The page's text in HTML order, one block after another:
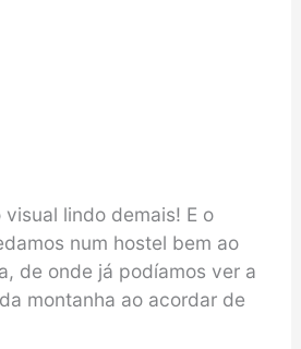
lindo demais! E o
num hostel bem ao
de onde já podíamos ver a
montanha ao acordar de